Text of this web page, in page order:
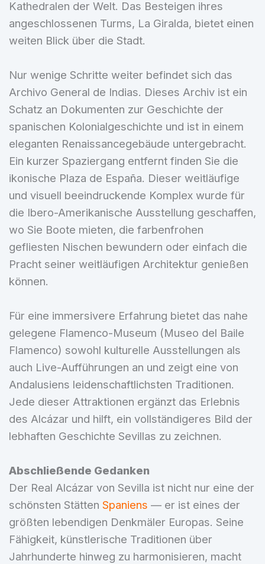
Kathedralen der Welt. Das Besteigen ihres
angeschlossenen Turms, La Giralda, bietet einen
weiten Blick über die Stadt.
Nur wenige Schritte weiter befindet sich das
Archivo General de Indias. Dieses Archiv ist ein
Schatz an Dokumenten zur Geschichte der
spanischen Kolonialgeschichte und ist in einem
eleganten Renaissancegebäude untergebracht.
Ein kurzer Spaziergang entfernt finden Sie die
ikonische Plaza de España. Dieser weitläufige
und visuell beeindruckende Komplex wurde für
die Ibero-Amerikanische Ausstellung geschaffen,
wo Sie Boote mieten, die farbenfrohen
gefliesten Nischen bewundern oder einfach die
Pracht seiner weitläufigen Architektur genießen
können.
Für eine immersivere Erfahrung bietet das nahe
gelegene Flamenco-Museum (Museo del Baile
Flamenco) sowohl kulturelle Ausstellungen als
auch Live-Aufführungen an und zeigt eine von
Andalusiens leidenschaftlichsten Traditionen.
Jede dieser Attraktionen ergänzt das Erlebnis
des Alcázar und hilft, ein vollständigeres Bild der
lebhaften Geschichte Sevillas zu zeichnen.
Abschließende Gedanken
Der Real Alcázar von Sevilla ist nicht nur eine der
schönsten Stätten Spaniens — er ist eines der
größten lebendigen Denkmäler Europas. Seine
Fähigkeit, künstlerische Traditionen über
Jahrhunderte hinweg zu harmonisieren, macht